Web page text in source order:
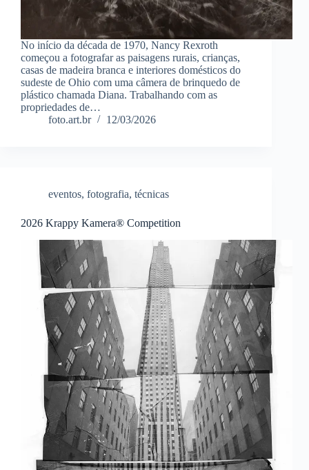
No início da década de 1970, Nancy Rexroth
começou a fotografar as paisagens rurais, crianças,
casas de madeira branca e interiores domésticos do
sudeste de Ohio com uma câmera de brinquedo de
plástico chamada Diana. Trabalhando com as
propriedades de…
foto.art.br
12/03/2026
eventos, fotografia, técnicas
2026 Krappy Kamera® Competition